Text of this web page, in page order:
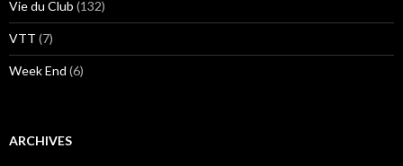
Vie du Club (132)
VTT (7)
Week End (6)
ARCHIVES